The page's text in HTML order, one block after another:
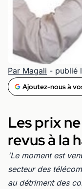
Par Magali - publié
Ajoutez-nous à
Les prix
revus à la
'Le moment est
secteur des
au détriment des